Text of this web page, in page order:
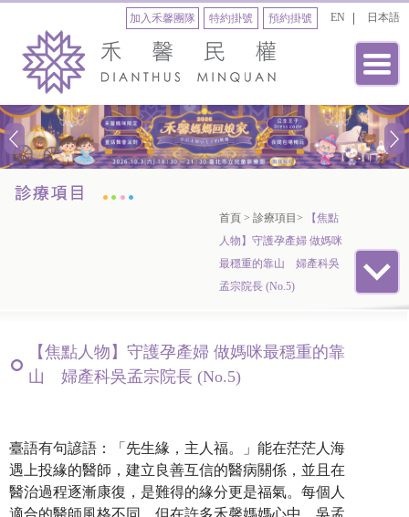
日本語
EN
加入禾馨團隊 預約掛號
特約掛號
首頁 > 診療項目 > 【焦點
人物】守護孕產婦 做媽咪
最穩重的靠山 婦產科吳
孟宗院長 (No.5)
【焦點人物】守護孕產婦 做媽咪最穩重的靠
山 婦產科吳孟宗院長 (No.5)
臺語有句諺語：「先生緣，主人福。」能在茫茫人海
遇上投緣的醫師，建立良善互信的醫病關係，並且在
醫治過程逐漸康復，是難得的緣分更是福氣。每個人